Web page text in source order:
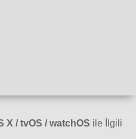
X / tvOS / watchOS ile İlgili